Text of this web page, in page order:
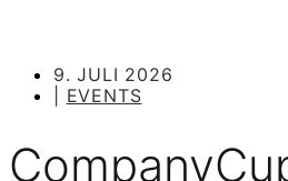
9. JULI 2026
EVENTS